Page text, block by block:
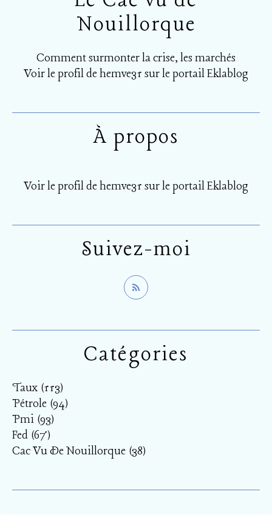
Catégories
Taux (113)
Pétrole (94)
Pmi (93)
Fed (67)
Cac Vu De Nouillorque (38)
Nouillorque
Comment surmonter la crise, les marchés
Voir le profil dehemve31 sur le portail Eklablog
Suivez-moi
À propos
Voir le profil dehemve31 sur le portail Eklablog